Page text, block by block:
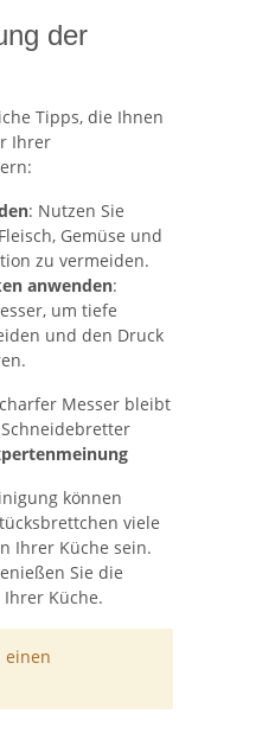
der
Tipps, die Ihnen
Ihrer
: Nutzen Sie
Gemüse und
zu vermeiden.
anwenden:
um tiefe
und den Druck
Messer bleibt
können
viele
Ihrer Küche sein.
Sie die
Küche.
einen